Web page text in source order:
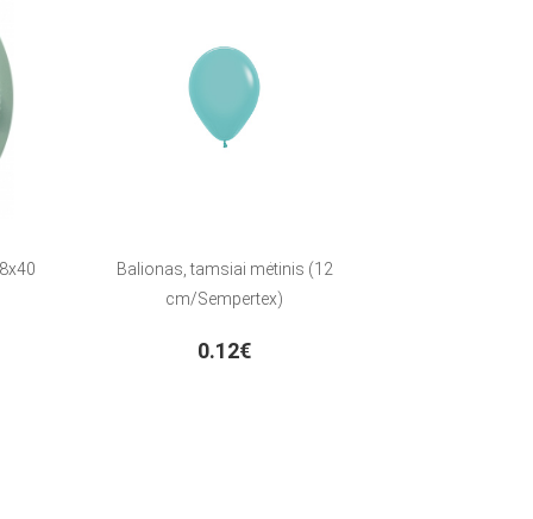
Balionas, tamsiai mėtinis (12
cm/Sempertex)
0.12€